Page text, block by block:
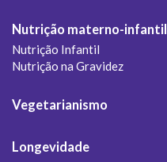
Nutrição materno-infantil
Nutrição Infantil
Nutrição na Gravidez
Vegetarianismo
Longevidade